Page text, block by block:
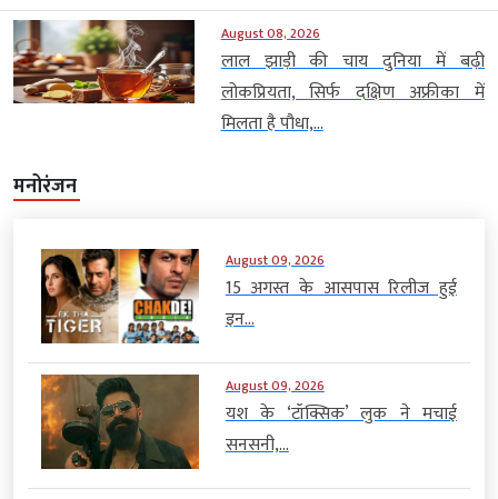
August 08, 2026
लाल झाड़ी की चाय दुनिया में बढ़ी
लोकप्रियता, सिर्फ दक्षिण अफ्रीका में
मिलता है पौधा,...
मनोरंजन
August 09, 2026
15 अगस्त के आसपास रिलीज हुई
इन...
August 09, 2026
यश के ‘टॉक्सिक’ लुक ने मचाई
सनसनी,...